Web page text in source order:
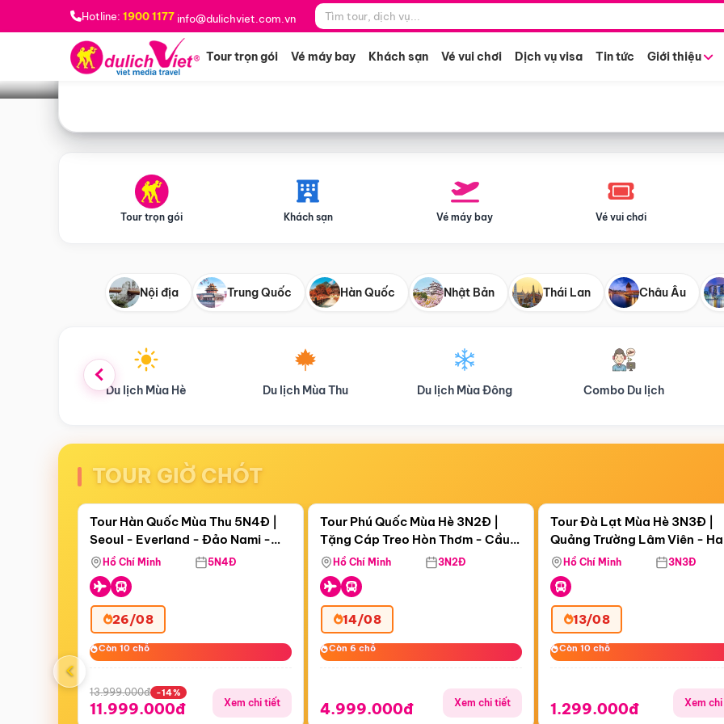
Hotline: 1900 1177 info@dulichviet.com.vn
Tour trọn gói Vé máy bay Khách sạn Vé vui chơi Dịch vụ visa Tin tức Giới thiệu
Bạn muốn đi đâu? *
Tour trọn gói Khách sạn Vé máy bay Vé vui chơi
Nội địa Trung Quốc Hàn Quốc Nhật Bản Thái Lan Châu Âu
Du lịch Mùa Hè Du lịch Mùa Thu Du lịch Mùa Đông Combo Du lịch Tour
TOUR GIỜ CHÓT
Còn19 ngày 02:48:18
Điểm nổi bật
Tour Hàn Quốc Mùa Thu 5N4Đ |
Seoul - Everland - Đảo Nami -
Tháp Namsan (Bay Sun Phuquoc
Airways)
Hồ Chí Minh 5N4Đ
26/08
Còn 10 chỗ
Còn 10 chỗ
13.999.000đ -14%
11.999.000đ Xem chi tiết
Còn07 ngày 02:48:18
Tặng Cáp Treo Hòn Thơm
Tour Phú Quốc Mùa Hè 3N2Đ |
Tặng Cáp Treo Hòn Thơm - Cầu
Hôn - Công Viên Nước Aquatopia
Hồ Chí Minh 3N2Đ
14/08
Còn 6 chỗ
Còn 6 chỗ
4.999.000đ Xem chi tiết
Còn06 ngày 02:48:18
Tour Đà Lạt Mùa Hè 3N3Đ |
Quảng Trường Lâm Viên -
Hill - Puppy Farm
Hồ Chí Minh 3N3Đ
13/08
Còn 10 chỗ
Còn 10 chỗ
1.299.000đ Xem
‹